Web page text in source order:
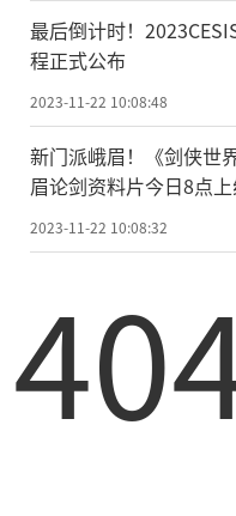
最后倒计时！
程正式公布
2023-11-22 10:08:48
新门派峨眉！《剑侠世
眉论剑资料片今日8点
2023-11-22 10:08:32